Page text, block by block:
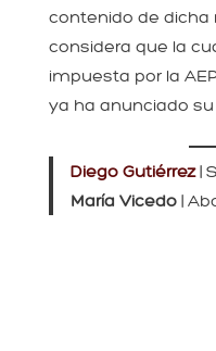
contenido de dicha
considera que la
impuesta por la
ya ha anunciado su
Diego Gutiérrez |
María Vicedo|